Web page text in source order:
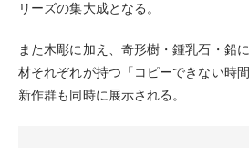
リーズの集大成となる。
また木彫に加え、奇形樹・鍾乳石・鉛
材それぞれが持つ「コピーできない時
新作群も同時に展示される。